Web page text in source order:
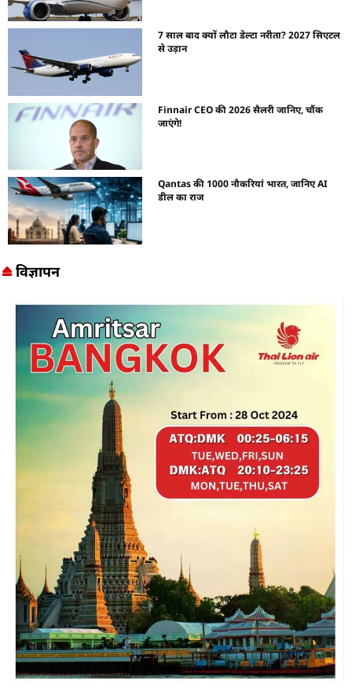
7 साल बाद क्यों लौटा डेल्टा नरीता? 2027 सिएटल
से उड़ान
Finnair CEO की 2026 सैलरी जानिए, चौंक
जाएंगे!
Qantas की 1000 नौकरियां भारत, जानिए AI
डील का राज
विज्ञापन